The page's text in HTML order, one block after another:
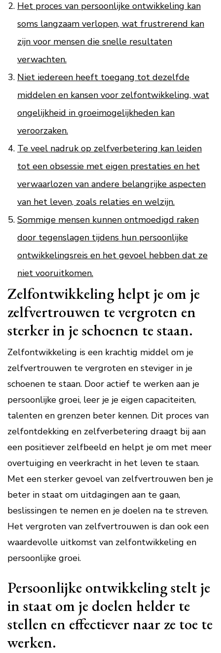
Het proces van persoonlijke ontwikkeling kan
soms langzaam verlopen, wat frustrerend kan
zijn voor mensen die snelle resultaten
verwachten.
Niet iedereen heeft toegang tot dezelfde
middelen en kansen voor zelfontwikkeling, wat
ongelijkheid in groeimogelijkheden kan
veroorzaken.
Te veel nadruk op zelfverbetering kan leiden
tot een obsessie met eigen prestaties en het
verwaarlozen van andere belangrijke aspecten
van het leven, zoals relaties en welzijn.
Sommige mensen kunnen ontmoedigd raken
door tegenslagen tijdens hun persoonlijke
ontwikkelingsreis en het gevoel hebben dat ze
niet vooruitkomen.
Zelfontwikkeling helpt je om je
zelfvertrouwen te vergroten en
sterker in je schoenen te staan.
Zelfontwikkeling is een krachtig middel om je
zelfvertrouwen te vergroten en steviger in je
schoenen te staan. Door actief te werken aan je
persoonlijke groei, leer je je eigen capaciteiten,
talenten en grenzen beter kennen. Dit proces van
zelfontdekking en zelfverbetering draagt bij aan
een positiever zelfbeeld en helpt je om met meer
overtuiging en veerkracht in het leven te staan.
Met een sterker gevoel van zelfvertrouwen ben je
beter in staat om uitdagingen aan te gaan,
beslissingen te nemen en je doelen na te streven.
Het vergroten van zelfvertrouwen is dan ook een
waardevolle uitkomst van zelfontwikkeling en
persoonlijke groei.
Persoonlijke ontwikkeling stelt je
in staat om je doelen helder te
stellen en effectiever naar ze toe te
werken.